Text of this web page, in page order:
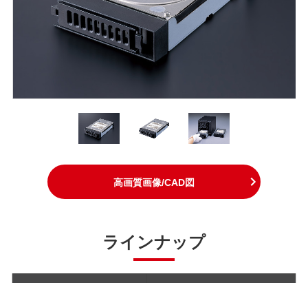
高画質画像/CAD図
ラインナップ